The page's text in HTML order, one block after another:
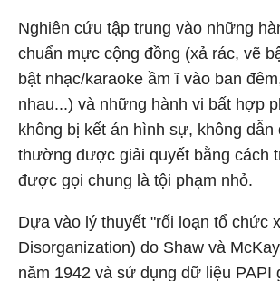
Nghiên cứu tập trung vào những
chuẩn mực cộng đồng (xả rác, vẽ
bật nhạc/karaoke ầm ĩ vào ban
nhau...) và những hành vi bất hợp
không bị kết án hình sự, không dẫn
thường được giải quyết bằng cách
được gọi chung là tội phạm nhỏ.
Dựa vào l ý thuyết "rối loạn tổ chức
Disorganization) do Shaw và
năm 1942 và sử dụng dữ liệu PAPI